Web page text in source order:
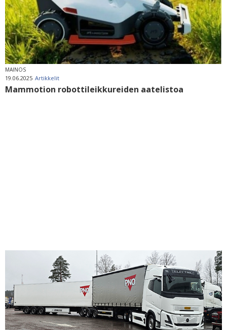
MAINOS
19.06.2025 Artikkelit
Mammotion robottileikkureiden aatelistoa